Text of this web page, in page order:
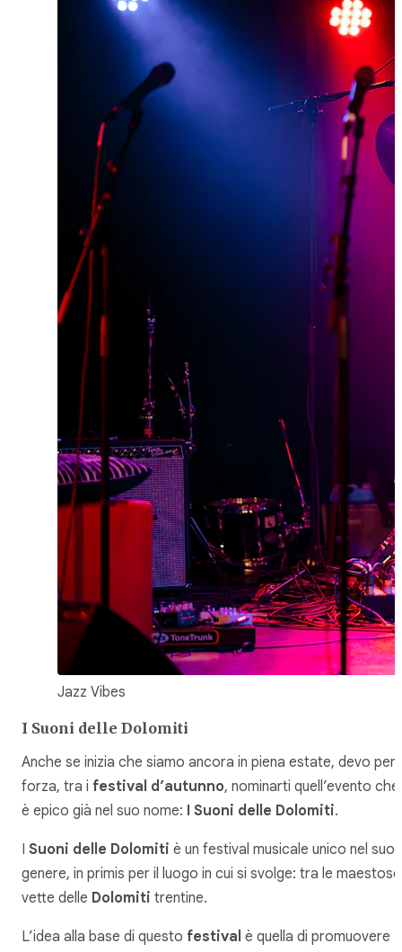
Jazz Vibes
I Suoni delle Dolomiti
Anche se inizia che siamo ancora in piena estate, devo per
forza, tra i festival d’autunno, nominarti quell’evento che
è epico già nel suo nome: I Suoni delle Dolomiti.
I Suoni delle Dolomiti è un festival musicale unico nel suo
genere, in primis per il luogo in cui si svolge: tra le maestose
vette delle Dolomiti trentine.
L’idea alla base di questo festival è quella di promuovere